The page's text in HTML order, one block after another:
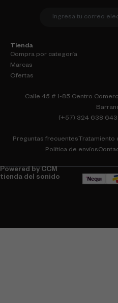
Tienda
Compra por categoría
Marcas
Ofertas
Calle 45 # 1-85 Centro
(+57) 324 638
Preguntas frecuentes Tratamiento
Política de envíos
Powered by CCM
tienda del sonido